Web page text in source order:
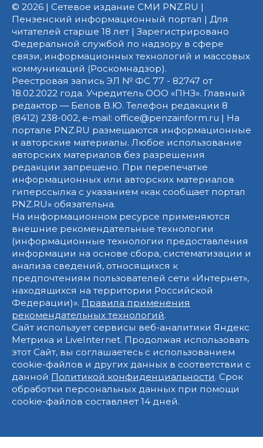
© 2026 | Сетевое издание СМИ PNZ.RU |
Пензенский информационный портал | Для
читателей старше 18 лет | Зарегистрировано
Федеральной службой по надзору в сфере
связи, информационных технологий и массовых
коммуникаций (Роскомнадзор).
Реестровая запись ЭЛ № ФС 77 - 82747 от
18.02.2022 года. Учредитель ООО «ПНЗ». Главный
редактор — Белов В.Ю. Телефон редакции 8
(8412) 238-002, e-mail: office@penzainform.ru | На
портале PNZ.RU размещаются информационные
и авторские материалы. Любое использование
авторских материалов без разрешения
редакции запрещено. При перепечатке
информационных или авторских материалов
гиперссылка с указанием «как сообщает портал
PNZ.RU» обязательна.
На информационном ресурсе применяются
внешние рекомендательные технологии
(информационные технологии предоставления
информации на основе сбора, систематизации и
анализа сведений, относящихся к
предпочтениям пользователей сети «Интернет»,
находящихся на территории Российской
Федерации)». Правила применения
рекомендательных технологий.
Сайт использует сервисы веб-аналитики Яндекс
Метрика и LiveInternet. Продолжая использовать
этот Сайт, вы соглашаетесь с использованием
cookie-файлов и других данных в соответствии с
данной Политикой конфиденциальности. Срок
обработки персональных данных при помощи
cookie-файлов составляет 14 дней.